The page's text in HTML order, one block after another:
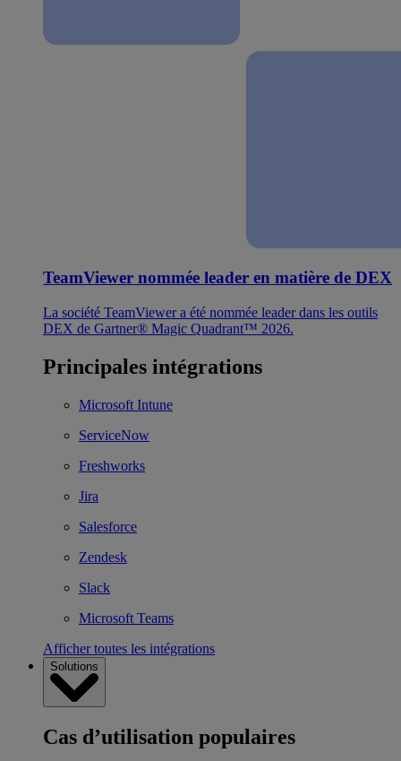
TeamViewer nommée leader en matière de DEX
La société TeamViewer a été nommée leader dans les outils
DEX de Gartner® Magic Quadrant™ 2026.
Principales intégrations
Microsoft Intune
ServiceNow
Freshworks
Jira
Salesforce
Zendesk
Slack
Microsoft Teams
Afficher toutes les intégrations
Solutions
Cas d’utilisation populaires